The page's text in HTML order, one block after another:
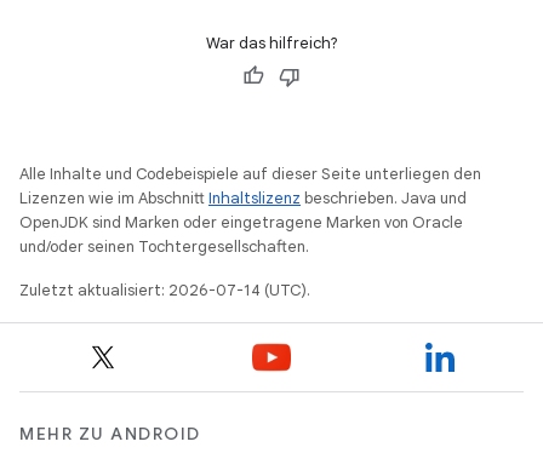
War das hilfreich?
Alle Inhalte und Codebeispiele auf dieser Seite unterliegen den
Lizenzen wie im AbschnittInhaltslizenz beschrieben. Java und
OpenJDK sind Marken oder eingetragene Marken von Oracle
und/oder seinen Tochtergesellschaften.
Zuletzt aktualisiert: 2026-07-14 (UTC).
MEHR ZU ANDROID